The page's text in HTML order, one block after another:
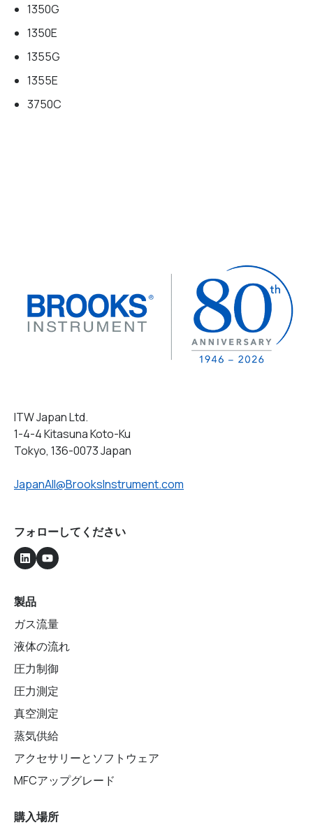
1350G
1350E
1355G
1355E
3750C
ITW Japan Ltd.
1-4-4 Kitasuna Koto-Ku
Tokyo, 136-0073 Japan
JapanAll@BrooksInstrument.com
フォローしてください
製品
ガス流量
液体の流れ
圧力制御
圧力測定
真空測定
蒸気供給
アクセサリーとソフトウェア
MFCアップグレード
購入場所